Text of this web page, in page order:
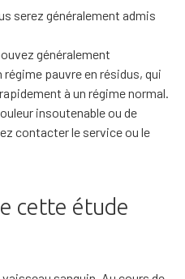
serez généralement admis
généralement
pauvre en résidus, qui
à un régime normal.
insoutenable ou de
contacter le service ou le
cette étude